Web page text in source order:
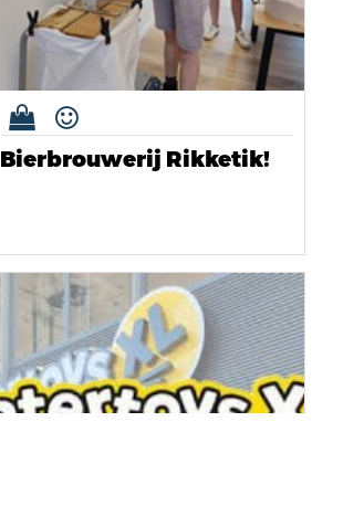
Bierbrouwerij Rikketik!